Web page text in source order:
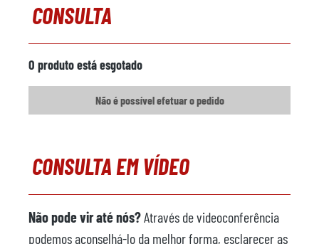
Carregador metálico
Fabricante
Modelo
Fabricante
Modelo
Ano
CONSULTA
O produto está esgotado
Não é possível efetuar o pedido
CONSULTA EM VÍDEO
Não pode vir até nós?Através de videoconferência
podemos aconselhá-lo da melhor forma, esclarecer as